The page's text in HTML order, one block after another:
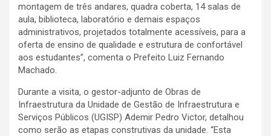
montagem de três andares, quadra coberta, 14 salas de
aula, biblioteca, laboratório e demais espaços
administrativos, projetados totalmente acessíveis, para a
oferta de ensino de qualidade e estrutura de confortável
aos estudantes”, comenta o Prefeito Luiz Fernando
Machado.
Durante a visita, o gestor-adjunto de Obras de
Infraestrutura da Unidade de Gestão de Infraestrutura e
Serviços Públicos (UGISP) Ademir Pedro Victor, detalhou
como serão as etapas construtivas da unidade. “Esta